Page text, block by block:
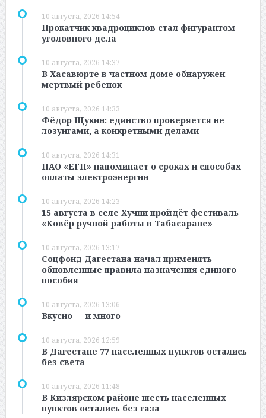
10 августа, 2026 14:54
Прокатчик квадроциклов стал фигурантом
уголовного дела
10 августа, 2026 14:37
В Хасавюрте в частном доме обнаружен
мертвый ребенок
10 августа, 2026 14:33
Фёдор Щукин: единство проверяется не
лозунгами, а конкретными делами
10 августа, 2026 14:31
ПАО «ЕГП» напоминает о сроках и способах
оплаты электроэнергии
10 августа, 2026 14:23
15 августа в селе Хучни пройдёт фестиваль
«Ковёр ручной работы в Табасаране»
10 августа, 2026 13:17
Соцфонд Дагестана начал применять
обновленные правила назначения единого
пособия
10 августа, 2026 13:06
Вкусно — и много
10 августа, 2026 12:59
В Дагестане 77 населенных пунктов остались
без света
10 августа, 2026 11:48
В Кизлярском районе шесть населенных
пунктов остались без газа